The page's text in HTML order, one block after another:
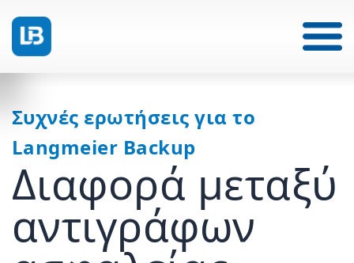
Συχνές ερωτήσεις για το
Langmeier Backup
Διαφορά μεταξύ
αντιγράφων